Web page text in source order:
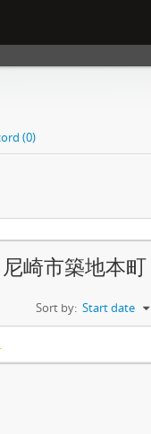
(0)
崎市築地本町
Sort by: Start date